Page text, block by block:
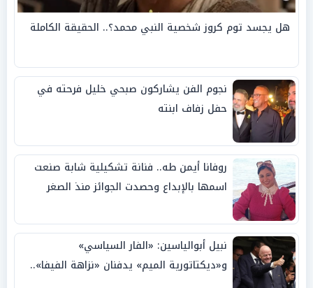
هل يجسد توم كروز شخصية النبي محمد؟.. الحقيقة الكاملة
نجوم الفن يشاركون صبحي خليل فرحته في
حفل زفاف ابنته
روفانا أيمن طه.. فنانة تشكيلية شابة صنعت
اسمها بالإبداع وحصدت الجوائز منذ الصغر
نبيل أبوالياسين: «الفار السياسي»
و«ديكتاتورية الميم» يدفنان «نزاهة الفيفا»..